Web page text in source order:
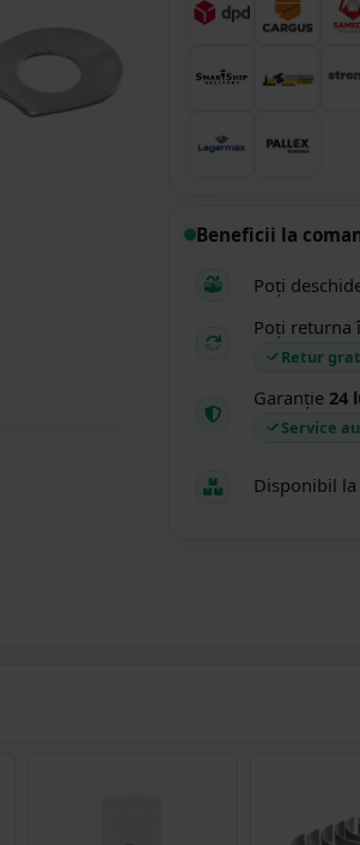
Beneficii la
Poți
Poți returna
Retur
Garanție 24
Service
Disponibil la